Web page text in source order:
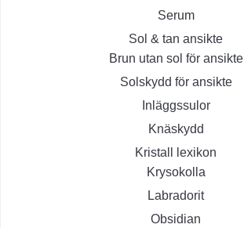
Serum
Sol & tan ansikte
Brun utan sol för ansikte
Solskydd för ansikte
Inläggssulor
Knäskydd
Kristall lexikon
Krysokolla
Labradorit
Obsidian